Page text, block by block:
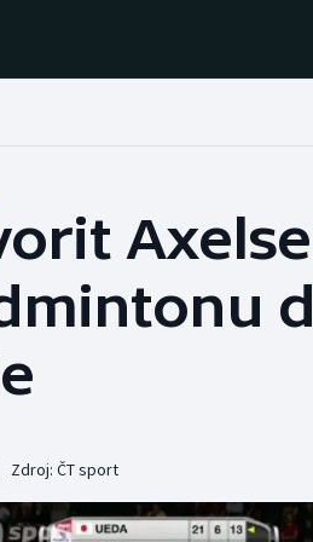
Baseball a softbal
Basketbal
Zdroj: ČT sport